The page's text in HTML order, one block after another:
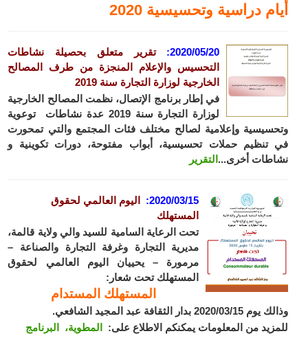
أيام دراسية وتحسيسية 2020
2020/05/20
:
تقرير متعلق بحصيلة نشاطات
التحسيس والإعلام المنجزة من طرف المصالح
الخارجية لوزارة التجارة سنة 2019
في إطار برنامج الإتصال، نظمت المصالح الخارجية
لوزارة التجارة سنة 2019 عدة نشاطات توعوية
وتحسيسية وإعلامية لصالح مختلف فئات المجتمع والتي تمحورت
في تنظيم حملات تحسيسية، أبواب مفتوحة، دورات تكوينية و
نشاطات أخرى... التقرير
2020/03/15
: اليوم العالمي لحقوق
المستهلك
تحت الرعاية السامية للسيد والي ولاية قالمة،
مديرية التجارة وغرفة التجارة والصناعة –
مرمورة – يحييان اليوم العالمي لحقوق
المستهلك تحت شعار:
المستهلك المستدام
وذالك يوم 2020/03/15 بدار الثقافة عبد المجيد الشافعي.
للمزيد من المعلومات يمكنكم الاطلاع على:
المطوية، البرنامج